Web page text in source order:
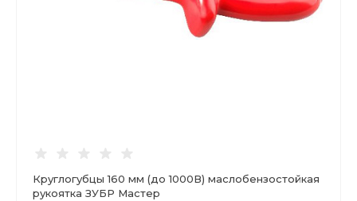
Круглогубцы 160 мм (до 1000В) маслобензостойкая
рукоятка ЗУБР Мастер